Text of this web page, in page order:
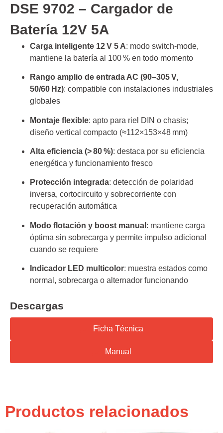
DSE 9702 – Cargador de
Batería 12V 5A
Carga inteligente 12 V 5 A: modo switch‑mode,
mantiene la batería al 100 % en todo momento
Rango amplio de entrada AC (90–305 V,
50/60 Hz): compatible con instalaciones industriales
globales
Montaje flexible: apto para riel DIN o chasis;
diseño vertical compacto (≈112×153×48 mm)
Alta eficiencia (> 80 %): destaca por su eficiencia
energética y funcionamiento fresco
Protección integrada: detección de polaridad
inversa, cortocircuito y sobrecorriente con
recuperación automática
Modo flotación y boost manual : mantiene carga
óptima sin sobrecarga y permite impulso adicional
cuando se requiere
Indicador LED multicolor: muestra estados como
normal, sobrecarga o alternador funcionando
Descargas
Ficha Técnica
Manual
Productos relacionados